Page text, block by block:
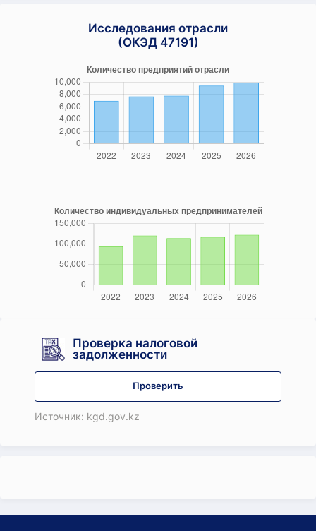
Исследования отрасли
(ОКЭД 47191)
Проверка налоговой
задолженности
Проверить
Источник: kgd.gov.kz